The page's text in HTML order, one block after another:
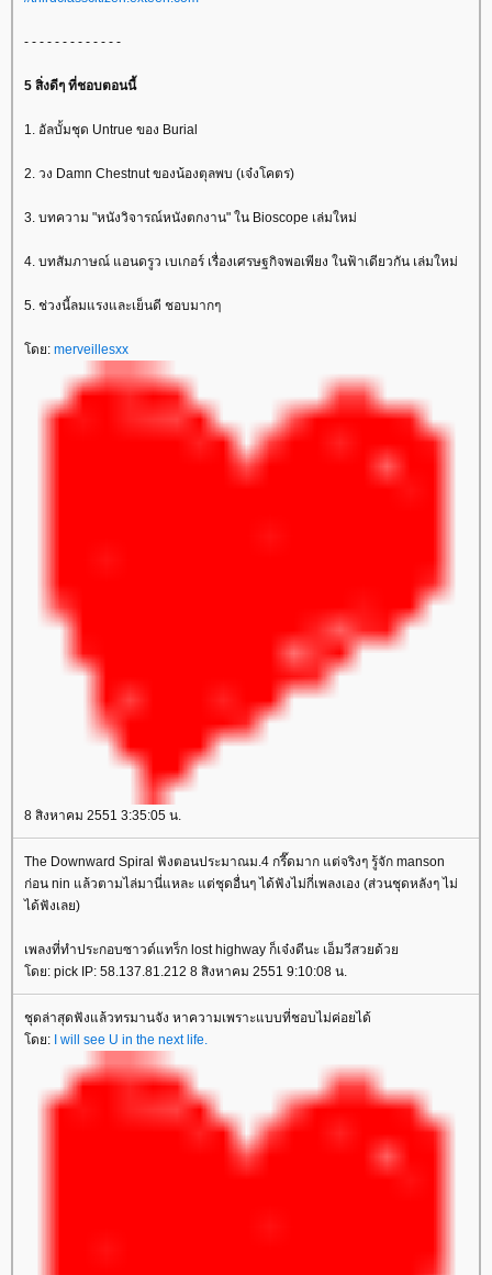
- - - - - - - - - - - - -
5 สิ่งดีๆ ที่ชอบตอนนี้
1. อัลบั้มชุด Untrue ของ Burial
2. วง Damn Chestnut ของน้องตุลพบ (เจ๋งโคตร)
3. บทความ "หนังวิจารณ์หนังตกงาน" ใน Bioscope เล่มใหม่
4. บทสัมภาษณ์ แอนดรูว เบเกอร์ เรื่องเศรษฐกิจพอเพียง ในฟ้าเดียวกัน เล่มใหม่
5. ช่วงนี้ลมแรงและเย็นดี ชอบมากๆ
ดย: merveillesxx
8 สิงหาคม 2551 3:35:05 น.
The Downward Spiral ฟังตอนประมาณม.4 กรี๊ดมาก แต่จริงๆ รู้จัก manson
ก่อน nin แล้วตามไล่มานี่แหละ แต่ชุดอื่นๆ ได้ฟังไม่กี่เพลงเอง (ส่วนชุดหลังๆ ไม่
ได้ฟังเลย)
เพลงที่ทำประกอบซาวด์แทร็ก lost highway ก็เจ๋งดีนะ เอ็มวีสวยด้ว
ดย: pick IP: 58.137.81.212 8 สิงหาคม 2551 9:10:08 น.
ชุดล่าสุดฟังแล้วทรมานจัง หาความเพราะแบบที่ชอบไม่ค่อยได้
ดย: I will see U in the next life.